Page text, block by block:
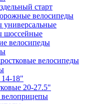
старт
велосипеды
универсальные
шоссейные
велосипеды
велосипеды
14-18"
20-27.5"
велоприцепы